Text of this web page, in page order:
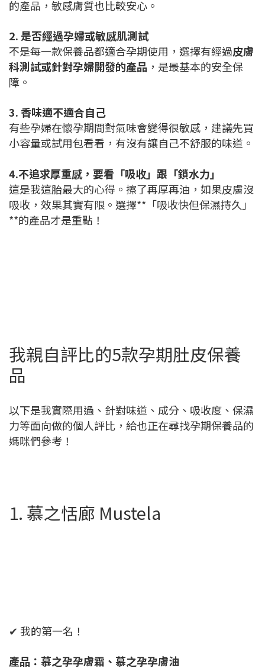
的產品，敏感膚質也比較安心。
2. 是否經過孕婦或敏感肌測試
不是每一款保養品都適合孕期使用，選擇有經過皮膚
科測試或針對孕婦開發的產品 ，是最基本的安全保
障。
3. 香味適不適合自己
有些孕婦在懷孕期間對氣味會變得很敏感，建議先買
小容量或試用包看看，有沒有讓自己不舒服的味道。
4.不追求厚重感，要看「吸收」跟「鎖水力」
這是我這胎最大的心得。擦了再厚再油，如果皮膚沒
吸收，效果其實有限。選擇**「吸收快但保濕持久」
**的產品才是重點！
我親自評比的5款孕期肚皮保養
品
以下是我實際用過、針對味道、成分、吸收度、保濕
力等面向做的個人評比，給也正在尋找孕期保養品的
媽咪們參考！
1. 慕之恬廊 Mustela
✔ 我的第一名！
產品：慕之孕孕膚霜、慕之孕孕膚油